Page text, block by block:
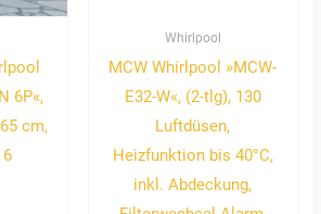
6P«,
cm,
6
Whirlpool
MCW Whirlpool »MCW-
E32-W«, (2-tlg), 130
Luftdüsen,
Heizfunktion bis 40°C,
inkl. Abdeckung,